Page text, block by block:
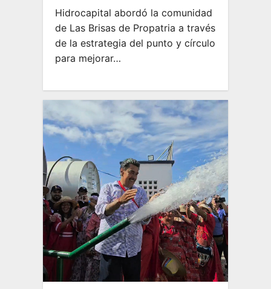
Hidrocapital abordó la comunidad
de Las Brisas de Propatria a través
de la estrategia del punto y círculo
para mejorar…